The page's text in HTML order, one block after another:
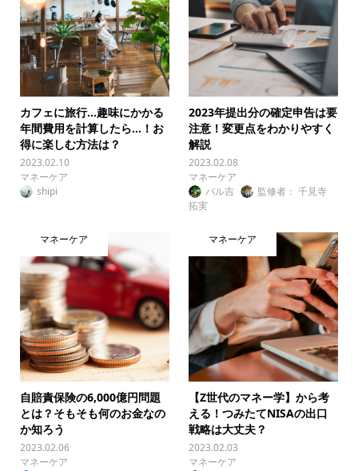
カフェに旅行…趣味にかかる
年間費用を計算したら…！お
得に楽しむ方法は？
2023.02.10
マネーケア
shipi
2023年提出分の確定申告は要
注意！変更点をわかりやすく
解説
2023.02.08
マネーケア
パル吉
監修者： 千見寺
拓実
マネーケア
自賠責保険の6,000億円問題
とは？そもそも何のお金なの
か知ろう
2023.02.06
マネーケア
マネーケア
【Z世代のマネー学】から考
える！つみたてNISAの出口
戦略は大丈夫？
2023.02.03
マネーケア